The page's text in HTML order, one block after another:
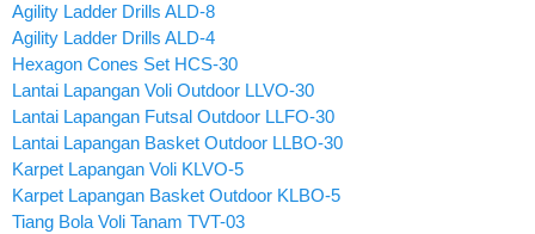
Agility Ladder Drills ALD-8
Agility Ladder Drills ALD-4
Hexagon Cones Set HCS-30
Lantai Lapangan Voli Outdoor LLVO-30
Lantai Lapangan Futsal Outdoor LLFO-30
Lantai Lapangan Basket Outdoor LLBO-30
Karpet Lapangan Voli KLVO-5
Karpet Lapangan Basket Outdoor KLBO-5
Tiang Bola Voli Tanam TVT-03